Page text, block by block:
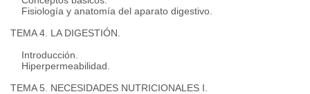
Fisiología y anatomía del aparato digestivo.
TEMA 4. LA DIGESTIÓN.
Introducción.
Hiperpermeabilidad.
TEMA 5. NECESIDADES NUTRICIONALES I.